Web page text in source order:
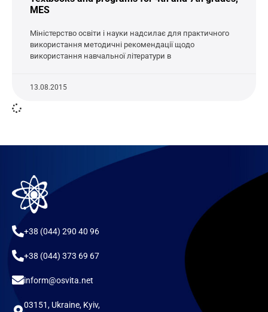
MES
Міністерство освіти і науки надсилає для практичного
використання методичні рекомендації щодо
використання навчальної літератури в
13.08.2015
+38 (044) 290 40 96
+38 (044) 373 69 67
inform@osvita.net
03151, Ukraine, Kyiv,